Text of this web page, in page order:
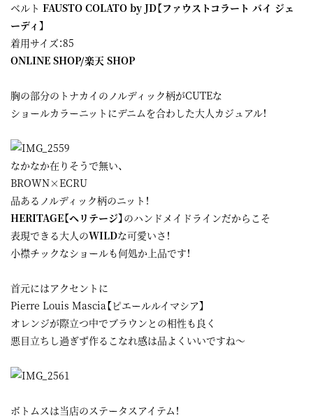
ベルト FAUSTO COLATO by JD【ファウストコラート バイ ジェ
ーディ】
着用サイズ：85
ONLINE SHOP/楽天 SHOP
胸の部分のトナカイのノルディック柄がCUTEな
ショールカラーニットにデニムを合わした大人カジュアル！
なかなか在りそうで無い、
BROWN×ECRU
品あるノルディック柄のニット！
HERITAGE【ヘリテージ】のハンドメイドラインだからこそ
表現できる大人のWILDな可愛いさ！
小襟チックなショールも何処か上品です！
首元にはアクセントに
Pierre Louis Mascia【ピエールルイマシア】
オレンジが際立つ中でブラウンとの相性も良く
悪目立ちし過ぎず作るこなれ感は品よくいいですね～
ボトムスは当店のステータスアイテム！